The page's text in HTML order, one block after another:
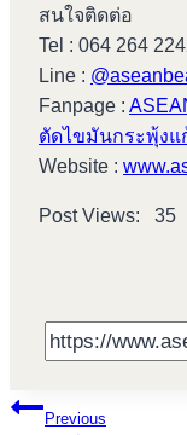
สนใจติดต่อ
Tel : 064 264
Line :
Fanpage :
ตัดไขมันกระพุ้งแ
Website :
Post Views: 35
PostPrevious